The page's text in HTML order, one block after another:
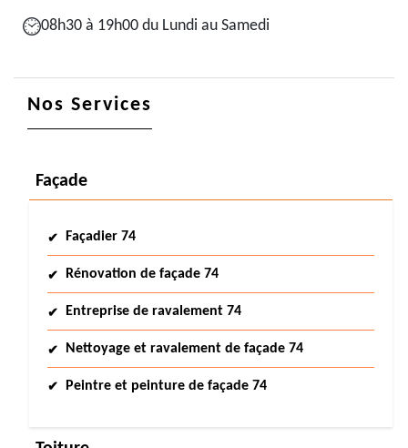
08h30 à 19h00 du Lundi au Samedi
Nos Services
Façade
Façadier 74
Rénovation de façade 74
Entreprise de ravalement 74
Nettoyage et ravalement de façade 74
Peintre et peinture de façade 74